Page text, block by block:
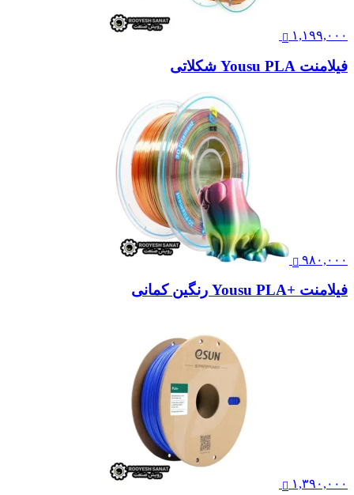
۱,۱۹۹,۰۰۰
فیلامنت Yousu PLA شکلاتی
۹۸۰,۰۰۰
فیلامنت +Yousu PLA رنگین کمانی
۱,۳۹۰,۰۰۰